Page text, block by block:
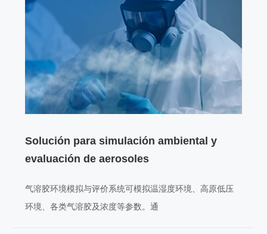
Solución para simulación ambiental y
evaluación de aerosoles
气溶胶环境模拟与评价系统可模拟温湿度环境、高原低压
环境、各类气溶胶及浓度等参数。通